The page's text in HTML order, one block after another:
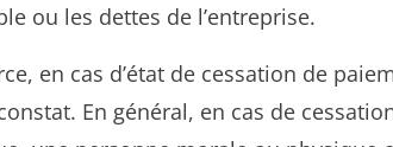
ou les dettes de l’entreprise.
en cas d’état de cessation de
En général, en cas de